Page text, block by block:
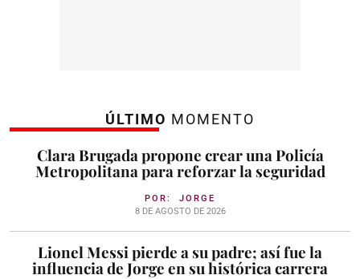
ÚLTIMO MOMENTO
Clara Brugada propone crear una Policía
Metropolitana para reforzar la seguridad
POR: JORGE
8 DE AGOSTO DE 2026
Lionel Messi pierde a su padre; así fue la
influencia de Jorge en su histórica carrera